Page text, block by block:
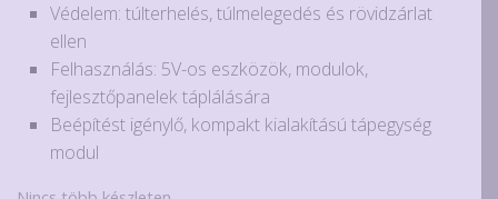
Védelem: túlterhelés, túlmelegedés és rövidzárlat
ellen
Felhasználás: 5V-os eszközök, modulok,
fejlesztőpanelek táplálására
Beépítést igénylő, kompakt kialakítású tápegység
modul